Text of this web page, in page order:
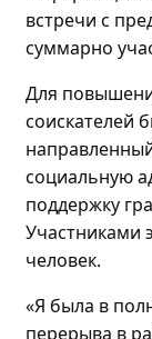
встречи с
суммарно
Для
соискателей
социальную
поддержку
Участниками
человек.
«Я была в
перерыва в